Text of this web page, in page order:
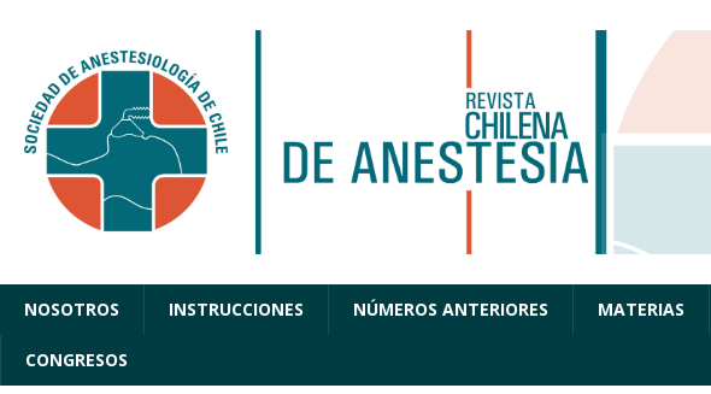
NOSOTROS INSTRUCCIONES NÚMEROS ANTERIORES MATERIAS
CONGRESOS